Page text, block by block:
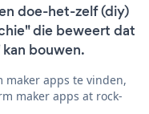
doe-het-zelf (diy)
die beweert dat
bouwen.
maker apps te vinden,
maker apps at rock-